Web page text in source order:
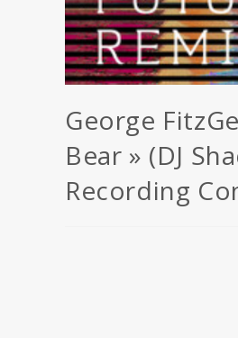
George
Bear » (DJ
Recording